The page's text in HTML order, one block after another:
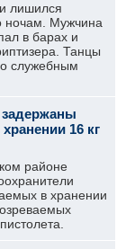
лишился
ночам. Мужчина
в барах и
Танцы
служебным
16 кг
районе
в хранении